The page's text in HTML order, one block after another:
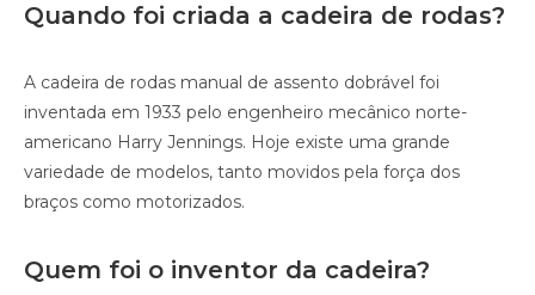
Quando foi criada a cadeira de rodas?
A cadeira de rodas manual de assento dobrável foi
inventada em 1933 pelo engenheiro mecânico norte-
americano Harry Jennings. Hoje existe uma grande
variedade de modelos, tanto movidos pela força dos
braços como motorizados.
Quem foi o inventor da cadeira?